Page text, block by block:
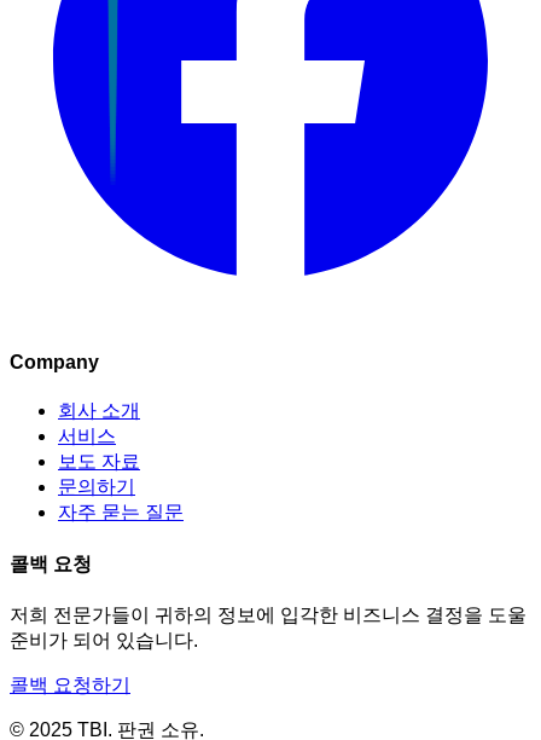
Company
회사 소개
서비스
보도 자료
문의하기
자주 묻는 질문
콜백 요청
저희 전문가들이 귀하의 정보에 입각한 비즈니스 결정을 도울
준비가 되어 있습니다.
콜백 요청하기
© 2025 TBI. 판권 소유.